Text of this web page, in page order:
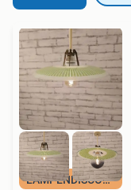
LAMPENDISCOUNT_NL